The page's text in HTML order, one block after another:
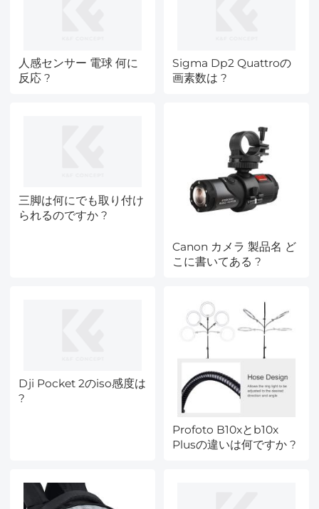
人感センサー 電球 何に
反応 ?
Sigma Dp2 Quattroの
画素数は ?
三脚は何にでも取り付け
られるのですか ?
Canon カメラ 製品名 ど
こに書いてある ?
Dji Pocket 2のiso感度は
?
Profoto B10xとb10x
Plusの違いは何ですか ?